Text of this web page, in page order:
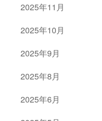
2025年11月
2025年10月
2025年9月
2025年8月
2025年6月